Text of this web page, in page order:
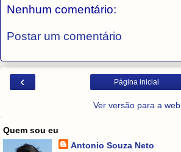
Nenhum comentário:
Postar um comentário
‹ Página inicial
Ver versão para a web
Quem sou eu
Antonio Souza Neto